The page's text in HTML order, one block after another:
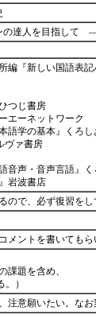
の達人を目指して
編『新しい国語表
つじ書房
エーネットワーク
学の基本』くろし
ヴァ書房
音声・音声言語』く
岩波書店
ので、必ず復習を
メントを書いても
課題を含め、
。）
注意願いたい。な